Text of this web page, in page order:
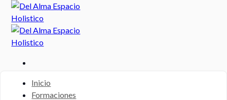
Saltar
contenido
Inicio
Formaciones